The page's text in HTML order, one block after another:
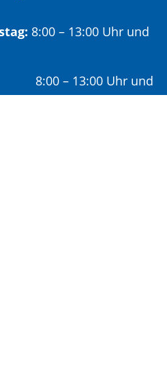
8:00 – 13:00 Uhr und
13:00 Uhr und